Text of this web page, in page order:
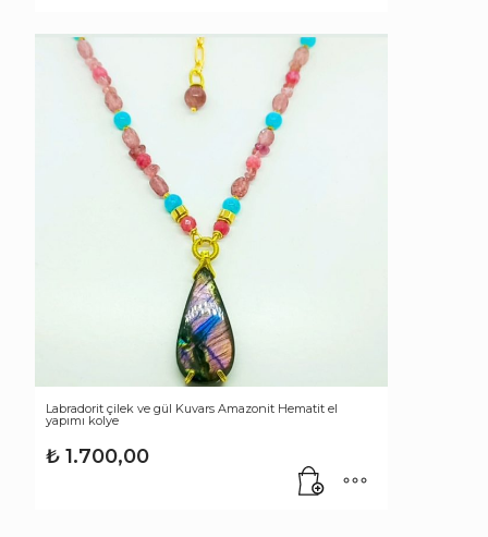
Labradorit çilek ve gül Kuvars Amazonit Hematit el
yapımı kolye
₺ 1.700,00